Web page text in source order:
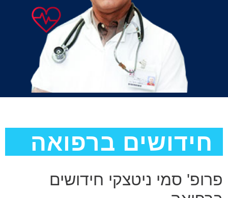
חידושים ברפואה
פרופ' סמי ניטצקי חידושים